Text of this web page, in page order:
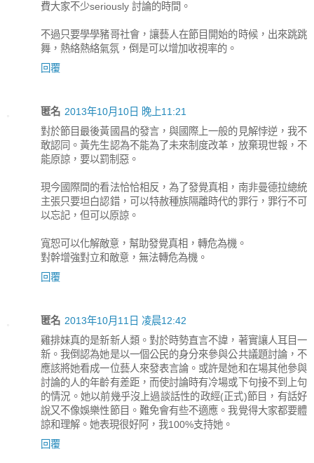
費大家不少seriously 討論的時間。
不過只要學學豬哥社會，讓藝人在節目開始的時候，出來跳跳
舞，熱絡熱絡氣氛，倒是可以增加收視率的。
回覆
匿名 2013年10月10日 晚上11:21
對於節目最後黃國昌的發言，與國際上一般的見解悖逆，我不
敢認同。黃先生認為不能為了未來制度改革，放棄現世報，不
能原諒，要以罰制惡。
現今國際間的看法恰恰相反，為了發覺真相，南非曼德拉總統
主張只要坦白認錯，可以特赦種族隔離時代的罪行，罪行不可
以忘記，但可以原諒。
寬恕可以化解敵意，幫助發覺真相，轉危為機。
對幹增強對立和敵意，無法轉危為機。
回覆
匿名 2013年10月11日 凌晨12:42
雞排妹真的是新新人類。對於時勢直言不諱，著實讓人耳目一
新。我倒認為她是以一個公民的身分來參與公共議題討論，不
應該將她看成一位藝人來發表言論。或許是她和在場其他參與
討論的人的年齡有差距，而使討論時有冷場或下句接不到上句
的情況。她以前幾乎沒上過談話性的政經(正式)節目，有話好
說又不像娛樂性節目。難免會有些不適應。我覺得大家都要體
諒和理解。她表現很好阿，我100%支持她。
回覆